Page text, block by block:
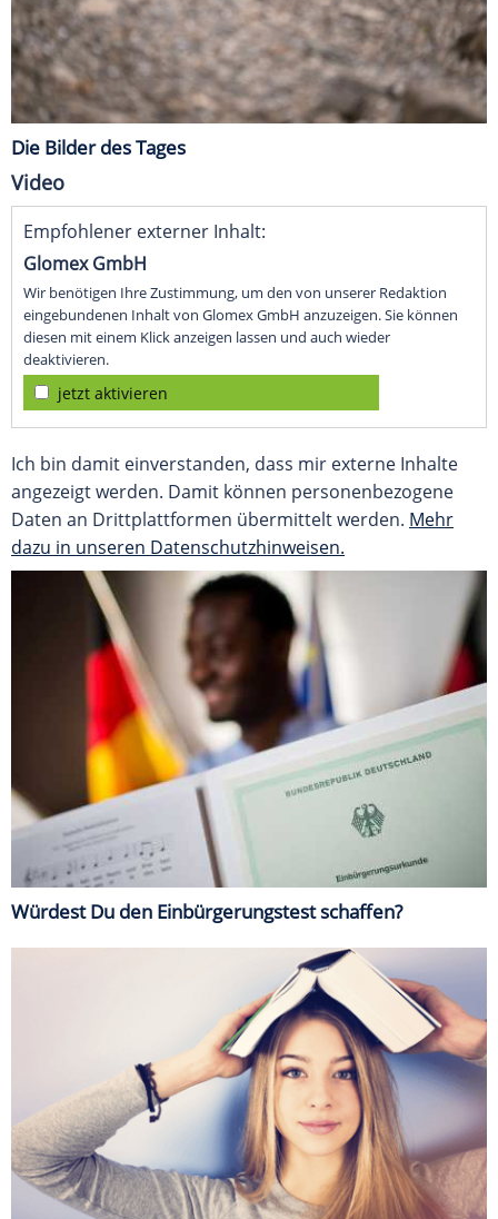
Die Bilder des Tages
Video
Empfohlener externer Inhalt:
Glomex GmbH
Wir benötigen Ihre Zustimmung, um den von unserer Redaktion
eingebundenen Inhalt von Glomex GmbH anzuzeigen. Sie können
diesen mit einem Klick anzeigen lassen und auch wieder
deaktivieren.
jetzt aktivieren
Ich bin damit einverstanden, dass mir externe Inhalte
angezeigt werden. Damit können personenbezogene
Daten an Drittplattformen übermittelt werden. Mehr
dazu in unseren Datenschutzhinweisen.
Würdest Du den Einbürgerungstest schaffen?